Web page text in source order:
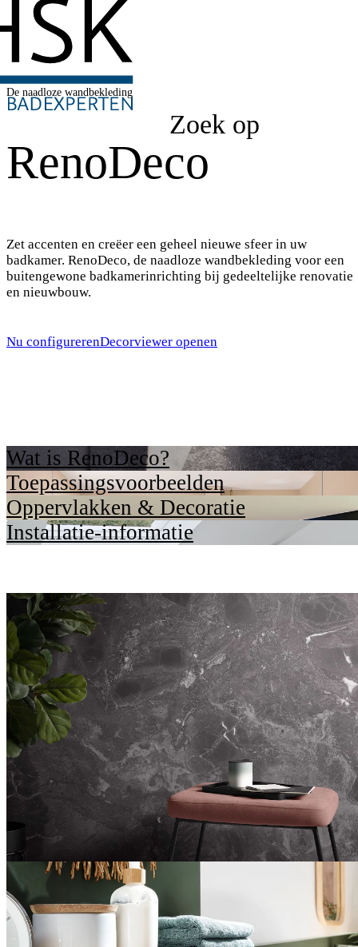
Zoek op
De naadloze wandbekleding
RenoDeco
Zet accenten en creëer een geheel nieuwe sfeer in uw
badkamer. RenoDeco, de naadloze wandbekleding voor een
buitengewone badkamerinrichting bij gedeeltelijke renovatie
en nieuwbouw.
Nu configurerenDecorviewer openen
Wat is RenoDeco?
Toepassingsvoorbeelden
Oppervlakken & Decoratie
Installatie-informatie